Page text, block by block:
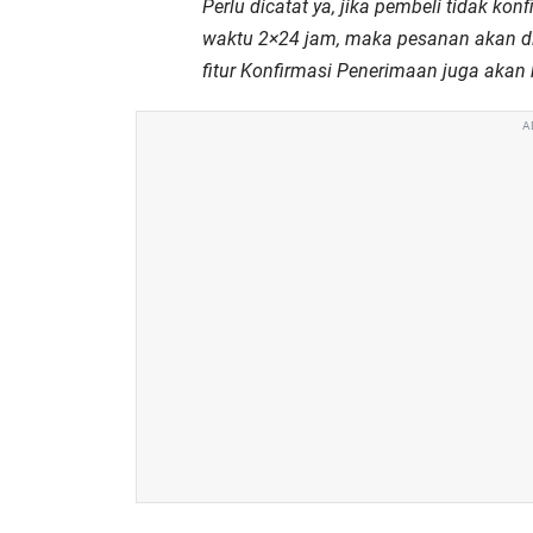
Perlu dicatat ya, jika pembeli tidak
waktu 2×24 jam, maka pesanan akan
fitur Konfirmasi Penerimaan juga akan